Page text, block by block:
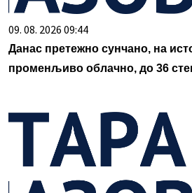
09. 08. 2026 09:44
Данас претежно сунчано, на
променљиво облачно, до 36